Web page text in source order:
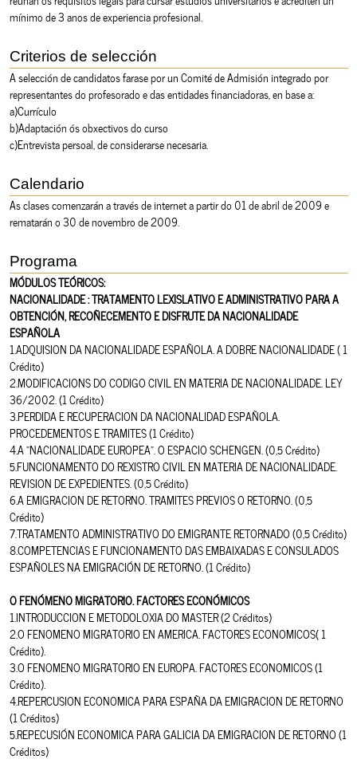
mínimo de 3 anos de experiencia profesional.
Criterios de selección
A selección de candidatos farase por un Comité de Admisión integrado por
representantes do profesorado e das entidades financiadoras, en base a:
a)Currículo
b)Adaptación ós obxectivos do curso
c)Entrevista persoal, de considerarse necesaria.
Calendario
As clases comenzarán a través de internet a partir do 01 de abril de 2009 e
rematarán o 30 de novembro de 2009.
Programa
MÓDULOS TEÓRICOS:
NACIONALIDADE : TRATAMENTO LEXISLATIVO E ADMINISTRATIVO PARA A
OBTENCIÓN, RECOÑECEMENTO E DISFRUTE DA NACIONALIDADE
ESPAÑOLA
1.ADQUISION DA NACIONALIDADE ESPAÑOLA. A DOBRE NACIONALIDADE ( 1
Crédito)
2.MODIFICACIONS DO CODIGO CIVIL EN MATERIA DE NACIONALIDADE. LEY
36/2002. (1 Crédito)
3.PERDIDA E RECUPERACION DA NACIONALIDAD ESPAÑOLA.
PROCEDEMENTOS E TRAMITES (1 Crédito)
4.A “NACIONALIDADE EUROPEA”. O ESPACIO SCHENGEN. (0,5 Crédito)
5.FUNCIONAMENTO DO REXISTRO CIVIL EN MATERIA DE NACIONALIDADE.
REVISION DE EXPEDIENTES. (0,5 Crédito)
6.A EMIGRACION DE RETORNO. TRAMITES PREVIOS O RETORNO. (0,5
Crédito)
7.TRATAMENTO ADMINISTRATIVO DO EMIGRANTE RETORNADO (0,5 Crédito)
8.COMPETENCIAS E FUNCIONAMENTO DAS EMBAIXADAS E CONSULADOS
ESPAÑOLES NA EMIGRACIÓN DE RETORNO. (1 Crédito)
O FENÓMENO MIGRATORIO. FACTORES ECONÓMICOS
1.INTRODUCCION E METODOLOXIA DO MASTER (2 Créditos)
2.O FENOMENO MIGRATORIO EN AMERICA. FACTORES ECONOMICOS( 1
Crédito).
3.O FENOMENO MIGRATORIO EN EUROPA. FACTORES ECONOMICOS (1
Crédito).
4.REPERCUSION ECONOMICA PARA ESPAÑA DA EMIGRACION DE RETORNO
(1 Créditos)
5.REPECUSIÓN ECONOMICA PARA GALICIA DA EMIGRACION DE RETORNO (1
Créditos)